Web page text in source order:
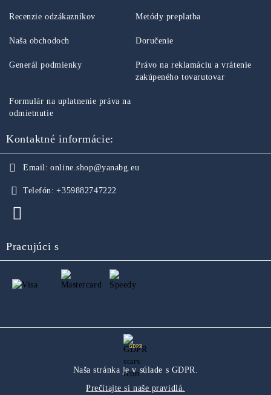
Recenzie odzákazníkov
Naša obchodoch
Generál podmienky
Metódy preplatba
Doručenie
Právo na reklamáciu a vrátenie
zakúpeného tovarutovar
Formulár na uplatnenie práva na
odmietnutie
Kontaktné informácie:
Email: online.shop@yanabg.eu
Telefón: +359882747222
Pracujúci s
GDPR
Naša stránka je v súlade s GDPR.
Prečítajte si naše pravidlá.